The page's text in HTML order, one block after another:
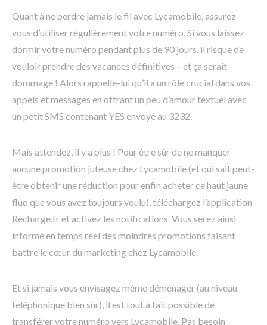
Quant à ne perdre jamais le fil avec Lycamobile, assurez-
vous d’utiliser régulièrement votre numéro. Si vous laissez
dormir votre numéro pendant plus de 90 jours, il risque de
vouloir prendre des vacances définitives – et ça serait
dommage ! Alors rappelle-lui qu’il a un rôle crucial dans vos
appels et messages en offrant un peu d’amour textuel avec
un petit SMS contenant YES envoyé au 3232.
Mais attendez, il y a plus ! Pour être sûr de ne manquer
aucune promotion juteuse chez Lycamobile (et qui sait peut-
être obtenir une réduction pour enfin acheter ce haut jaune
fluo que vous avez toujours voulu), téléchargez l’application
Recharge.fr et activez les notifications. Vous serez ainsi
informé en temps réel des moindres promotions faisant
battre le cœur du marketing chez Lycamobile.
Et si jamais vous envisagez même déménager (au niveau
téléphonique bien sûr), il est tout à fait possible de
transférer votre numéro vers Lycamobile. Pas besoin